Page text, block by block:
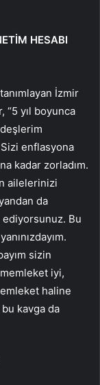
HESABI
İzmir
“5 yıl boyunca
Sizi enflasyona
kadar zorladım.
ailelerinizi
da
ediyorsunuz. Bu
sizin
memleket iyi,
haline
kavga da